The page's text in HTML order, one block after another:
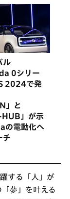
ル
0シリー
2024で発
」と
HUB」が示
の電動化へ
チ
する「人」が
夢」を叶える